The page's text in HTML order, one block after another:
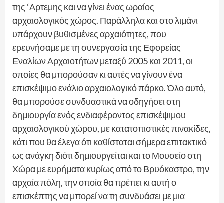
της ‘Αρτεμης και να γίνει ένας ωραίος
αρχαιολογικός χώρος. Παράλληλα και στο λιμάνι
υπάρχουν βυθισμένες αρχαιότητες, που
ερευνήσαμε με τη συνεργασία της Εφορείας
Εναλίων Αρχαιοτήτων μεταξύ 2005 και 2011, οι
οποίες θα μπορούσαν κι αυτές να γίνουν ένα
επισκέψιμο ενάλιο αρχαιολογικό πάρκο. Όλο αυτό,
θα μπορούσε συνδυαστικά να οδηγήσει στη
δημιουργία ενός ενδιαφέροντος επισκέψιμου
αρχαιολογικού χώρου, με κατατοπιστικές πινακίδες,
κάτι που θα έλεγα ότι καθίσταται σήμερα επιτακτικό
ως ανάγκη διότι δημιουργείται και το Μουσείο στη
Χώρα με ευρήματα κυρίως από το Βρυόκαστρο, την
αρχαία πόλη, την οποία θα πρέπει κι αυτή ο
επισκέπτης να μπορεί να τη συνδυάσει με μια